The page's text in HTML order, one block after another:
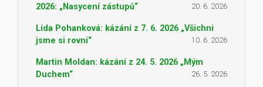
2026: „Nasycení zástupů“
20. 6. 2026
Lída Pohanková: kázání z 7. 6. 2026 „Všichni
jsme si rovni“
10. 6. 2026
Martin Moldan: kázání z 24. 5. 2026 „Mým
Duchem“
26. 5. 2026